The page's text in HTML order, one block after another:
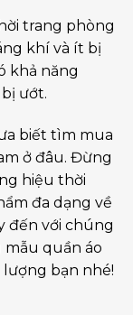
trang phòng
khí và ít bị
khả năng
ướt.
biết tìm mua
ở đâu. Đừng
hiệu thời
đa dạng về
đến với chúng
quần áo
bạn nhé!